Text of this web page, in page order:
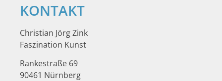
KONTAKT
Christian Jörg Zink
Faszination Kunst
Rankestraße 69
90461 Nürnberg